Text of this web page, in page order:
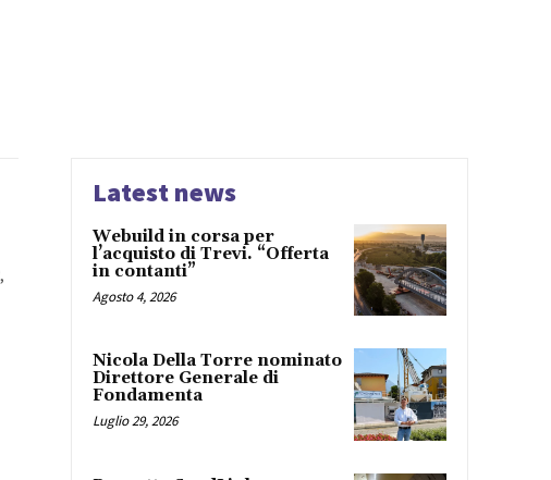
Latest news
Webuild in corsa per
l’acquisto di Trevi. “Offerta
in contanti”
Agosto 4, 2026
Nicola Della Torre nominato
Direttore Generale di
Fondamenta
Luglio 29, 2026